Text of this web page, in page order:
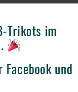
Trikots im
und